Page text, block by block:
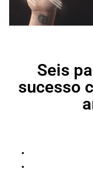
Seis
sucesso